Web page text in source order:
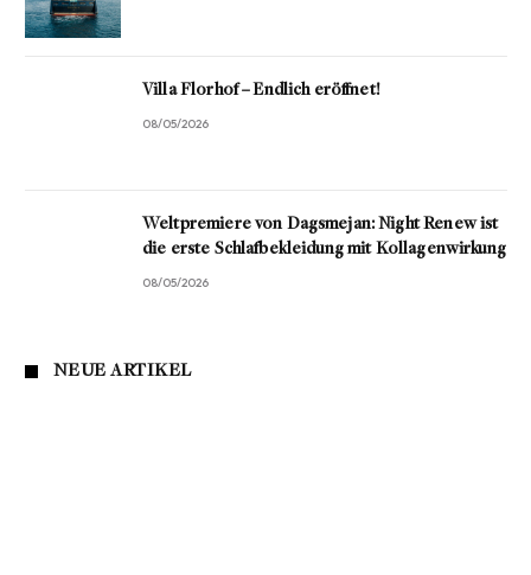
Villa Florhof – Endlich eröffnet!
08/05/2026
Weltpremiere von Dagsmejan: Night Renew ist
die erste Schlafbekleidung mit Kollagenwirkung
08/05/2026
NEUE ARTIKEL